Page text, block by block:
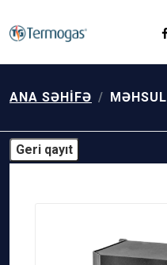
ANA SƏHIFƏ MƏHSUL
Geri qayıt